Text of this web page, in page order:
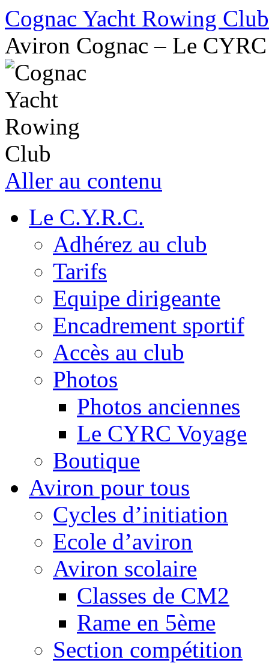
Cognac Yacht Rowing Club
Aviron Cognac – Le CYRC
Aller au contenu
Le C.Y.R.C.
Adhérez au club
Tarifs
Equipe dirigeante
Encadrement sportif
Accès au club
Photos
Photos anciennes
Le CYRC Voyage
Boutique
Aviron pour tous
Cycles d’initiation
Ecole d’aviron
Aviron scolaire
Classes de CM2
Rame en 5ème
Section compétition